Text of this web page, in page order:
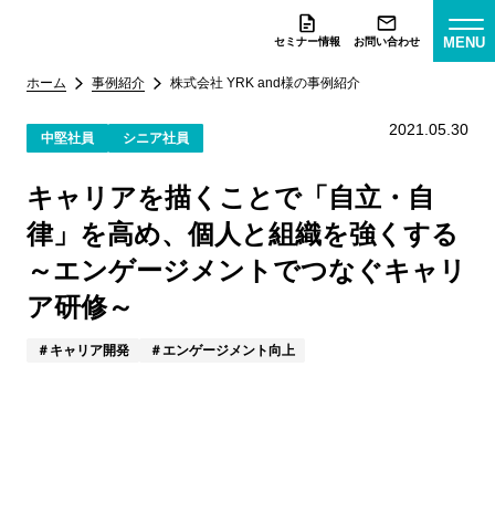
セミナー情報 お問い合わせ MENU
ホーム 事例紹介 株式会社 YRK and様の事例紹介
中堅社員 シニア社員 2021.05.30
キャリアを描くことで「自立・自
律」を高め、個人と組織を強くする
～エンゲージメントでつなぐキャリ
ア研修～
キャリア開発 エンゲージメント向上